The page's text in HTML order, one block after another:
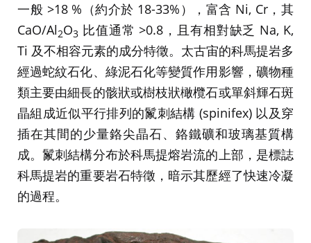
一般 >18 %（約介於 18-33%），富含 Ni, Cr，其
CaO/Al2O3 比值通常 >0.8，且有相對缺乏 Na, K,
Ti 及不相容元素的成分特徵。太古宙的科馬提岩多
經過蛇紋石化、綠泥石化等變質作用影響，礦物種
類主要由細長的骸狀或樹枝狀橄欖石或單斜輝石斑
晶組成近似平行排列的鬣刺結構 (spinifex) 以及穿
插在其間的少量鉻尖晶石、鉻鐵礦和玻璃基質構
成。鬣刺結構分布於科馬提熔岩流的上部，是標誌
科馬提岩的重要岩石特徵，暗示其歷經了快速冷凝
的過程。